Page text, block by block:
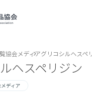
協会メディアグリコシルヘスペ
ヘスペリジン
ディア